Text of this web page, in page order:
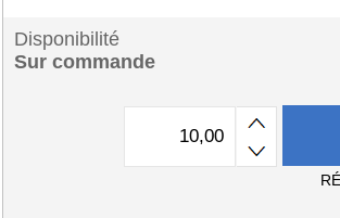
Disponibilité
Sur commande